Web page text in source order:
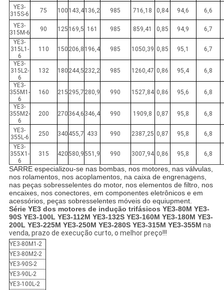
YE3-
315S-6
75 100 143,4136,2 985 716,18 0,84 94,6 6,6
YE3-
315M-6
90 125 169,5 161 985 859,41 0,85 94,9
6,7
YE3-
315L1-
6
110 150 206,8 196,4 985 1050,39 0,85 95,1 6,7
YE3-
315L2-
6
132 180 244,5 232,2 985 1260,47 0,86 95,4 6,8
YE3-
355M1-
6
160 215 295,7 280,9 990 1527,84 0,86 95,6 6,8
YE3-
355M2-
6
200 270 364,6 346,4 990 1909,8 0,87 95,8 6,8
YE3-
355L-6
250 340 455,7 433 990 2387,25 0,87 95,8
6,8
YE3-
355X1-
6
315 420580,9551,9 990 3007,94 0,86 95,8 6,8
SARRE especializou-se nas bombas, nos motores, nas válvulas,
nos rolamentos, nos acoplamentos, na caixa de engrenagens,
nas peças sobresselentes do motor, nos elementos de filtro, nos
encaixes, nos conectores, em componentes eletrônicos e em
acessórios, peças sobresselentes móveis do equiupment.
Série YE3 dos motores de indução trifásicos YE3-80M YE3-
90S YE3-100L YE3-112M YE3-132S YE3-160M YE3-180M YE3-
200L YE3-225M YE3-250M YE3-280S YE3-315M YE3-355M na
venda, prazo de execução curto, o melhor preço!!!
YE3-80M1-2
YE3-80M2-2
YE3-90S-2
YE3-90L-2
YE3-100L-2